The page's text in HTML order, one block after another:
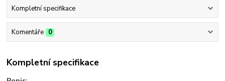
Kompletní specifikace
Komentáře 0
Kompletní specifikace